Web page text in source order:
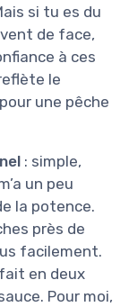
si tu es du
de face,
à ces
le
une pêche
: simple,
un peu
la potence.
près de
facilement.
en deux
Pour moi,